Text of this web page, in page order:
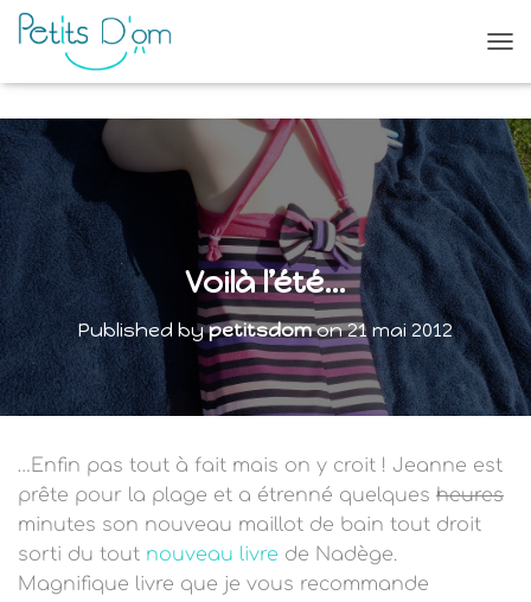
U
R
I
R
F
E
R
E
R
L
A
N
A
I
G
Voilà l’été…
Published bypetitsdomon21 mai 2012
…Enfin pas tout à fait mais on y croit ! Jeanne est
prête pour la plage et a étrenné quelques heures
minutes son nouveau maillot de bain tout droit
sorti du tout nouveau livre de Nadège.
Magnifique livre que je vous recommande